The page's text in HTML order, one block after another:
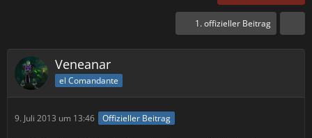
1. offizieller Beitrag
Veneanar
el Comandante
9. Juli 2013 um 13:46 Offizieller Beitrag